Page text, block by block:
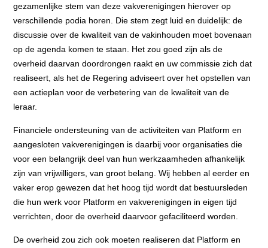
gezamenlijke stem van deze vakverenigingen hierover op
verschillende podia horen. Die stem zegt luid en duidelijk: de
discussie over de kwaliteit van de vakinhouden moet bovenaan
op de agenda komen te staan. Het zou goed zijn als de
overheid daarvan doordrongen raakt en uw commissie zich dat
realiseert, als het de Regering adviseert over het opstellen van
een actieplan voor de verbetering van de kwaliteit van de
leraar.
Financiele ondersteuning van de activiteiten van Platform en
aangesloten vakverenigingen is daarbij voor organisaties die
voor een belangrijk deel van hun werkzaamheden afhankelijk
zijn van vrijwilligers, van groot belang. Wij hebben al eerder en
vaker erop gewezen dat het hoog tijd wordt dat bestuursleden
die hun werk voor Platform en vakverenigingen in eigen tijd
verrichten, door de overheid daarvoor gefaciliteerd worden.
De overheid zou zich ook moeten realiseren dat Platform en